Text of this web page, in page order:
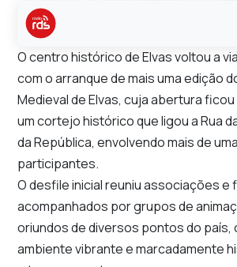
O centro histórico de Elvas voltou a
com o arranque de mais uma edição
Medieval de Elvas, cuja abertura
um cortejo histórico que ligou a Rua
da República, envolvendo mais de
participantes.
O desfile inicial reuniu associações e
acompanhados por grupos de
oriundos de diversos pontos do país,
ambiente vibrante e marcadamente